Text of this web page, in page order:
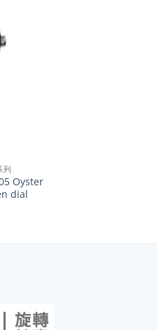
列
Oyster
dial